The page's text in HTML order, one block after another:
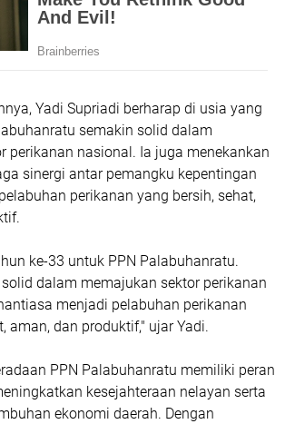
Yadi Supriadi berharap di usia yang
semakin solid dalam
perikanan nasional. Ia juga menekankan
sinergi antar pemangku kepentingan
perikanan yang bersih, sehat,
ke-33 untuk PPN Palabuhanratu.
dalam memajukan sektor perikanan
menjadi pelabuhan perikanan
aman, dan produktif," ujar Yadi.
PPN Palabuhanratu memiliki peran
kesejahteraan nelayan serta
ekonomi daerah. Dengan